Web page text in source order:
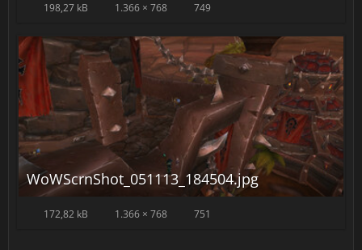
198,27 kB 1.366 × 768 749
WoWScrnShot_051113_184504.jpg
172,82 kB 1.366 × 768 751